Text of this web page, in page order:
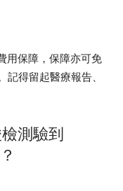
用保障，保障亦可免
得留起醫療報告、
測驗到